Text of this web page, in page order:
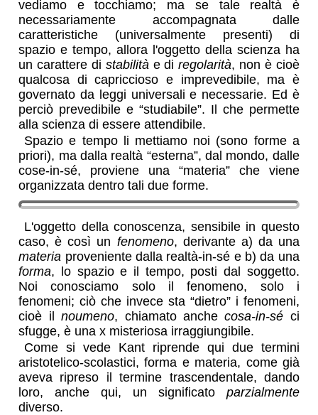
vediamo e tocchiamo; ma se tale realtà è
necessariamente accompagnata dalle
caratteristiche (universalmente presenti) di
spazio e tempo, allora l'oggetto della scienza ha
un carattere di stabilità e diregolarità, non è cioè
qualcosa di capriccioso e imprevedibile, ma è
governato da leggi universali e necessarie. Ed è
perciò prevedibile e “studiabile”. Il che permette
alla scienza di essere attendibile.
Spazio e tempo li mettiamo noi (sono forme a
priori), ma dalla realtà “esterna”, dal mondo, dalle
cose-in-sé, proviene una “materia” che viene
organizzata dentro tali due forme.
fenomeno e noumeno in Kant
L'oggetto della conoscenza, sensibile in questo
caso, è così un fenomeno, derivante a) da una
materia proveniente dalla realtà-in-sé e b) da una
forma, lo spazio e il tempo, posti dal soggetto.
Noi conosciamo solo il fenomeno, solo i
fenomeni; ciò che invece sta “dietro” i fenomeni,
cioè ilnoumeno, chiamato anchecosa-in-sé ci
sfugge, è una x misteriosa irraggiungibile.
Come si vede Kant riprende qui due termini
aristotelico-scolastici, forma e materia, come già
aveva ripreso il termine trascendentale, dando
loro, anche qui, un significato parzialmente
diverso.